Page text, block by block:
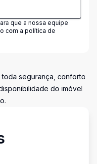
que a nossa equipe
com a política de
segurança, conforto
do imóvel